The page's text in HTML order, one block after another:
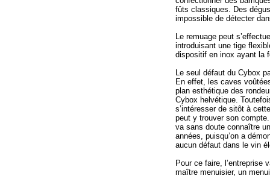
fûts classiques. Des
impossible de détecter
Le remuage peut
introduisant une tige
dispositif en inox ayant la
Le seul défaut du Cybox
En effet, les caves
plan esthétique des
Cybox helvétique.
s’intéresser de sitôt à
peut y trouver son
va sans doute connaître
années, puisqu’on a
aucun défaut dans le vin
Pour ce faire, l’entreprise
maître menuisier, un